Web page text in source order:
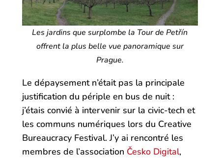
Les jardins que surplombe la Tour de Petřín
offrent la plus belle vue panoramique sur
Prague.
Le dépaysement n’était pas la principale
justification du périple en bus de nuit :
j’étais convié à intervenir sur la civic-tech et
les communs numériques lors du Creative
Bureaucracy Festival. J’y ai rencontré les
membres de l’association Česko Digital,